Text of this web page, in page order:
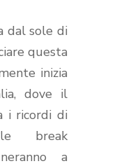
dal sole di
questa
inizia
dove il
i ricordi di
break
a